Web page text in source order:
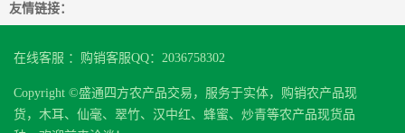
友情链接：
在线客服 ：购销客服QQ：2036758302
Copyright ©盛通四方农产品交易，服务于实体，购销农产品现
货，木耳、仙毫、翠竹、汉中红、蜂蜜、炒青等农产品现货品